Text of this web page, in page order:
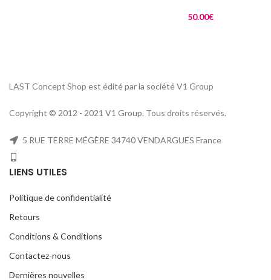
50.00€
LAST Concept Shop est édité par la société V1 Group
Copyright © 2012 - 2021 V1 Group. Tous droits réservés.
5 RUE TERRE MÉGÈRE 34740 VENDARGUES France
LIENS UTILES
Politique de confidentialité
Retours
Conditions & Conditions
Contactez-nous
Dernières nouvelles